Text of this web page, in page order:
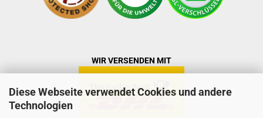
Diese Webseite verwendet Cookies und andere
Technologien
WIR VERSENDEN MIT